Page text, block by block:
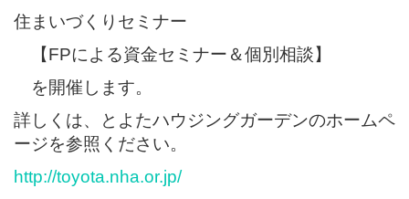
住まいづくりセミナー
【FPによる資金セミナー＆個別相談】
を開催します。
詳しくは、とよたハウジングガーデンのホームペ
ージを参照ください。
http://toyota.nha.or.jp/